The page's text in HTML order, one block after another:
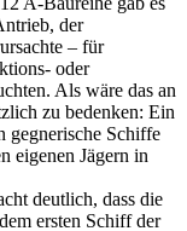
der
– für
oder
Als wäre das an
zu bedenken: Ein
gegnerische Schiffe
eigenen Jägern in
deutlich, dass die
ersten Schiff der